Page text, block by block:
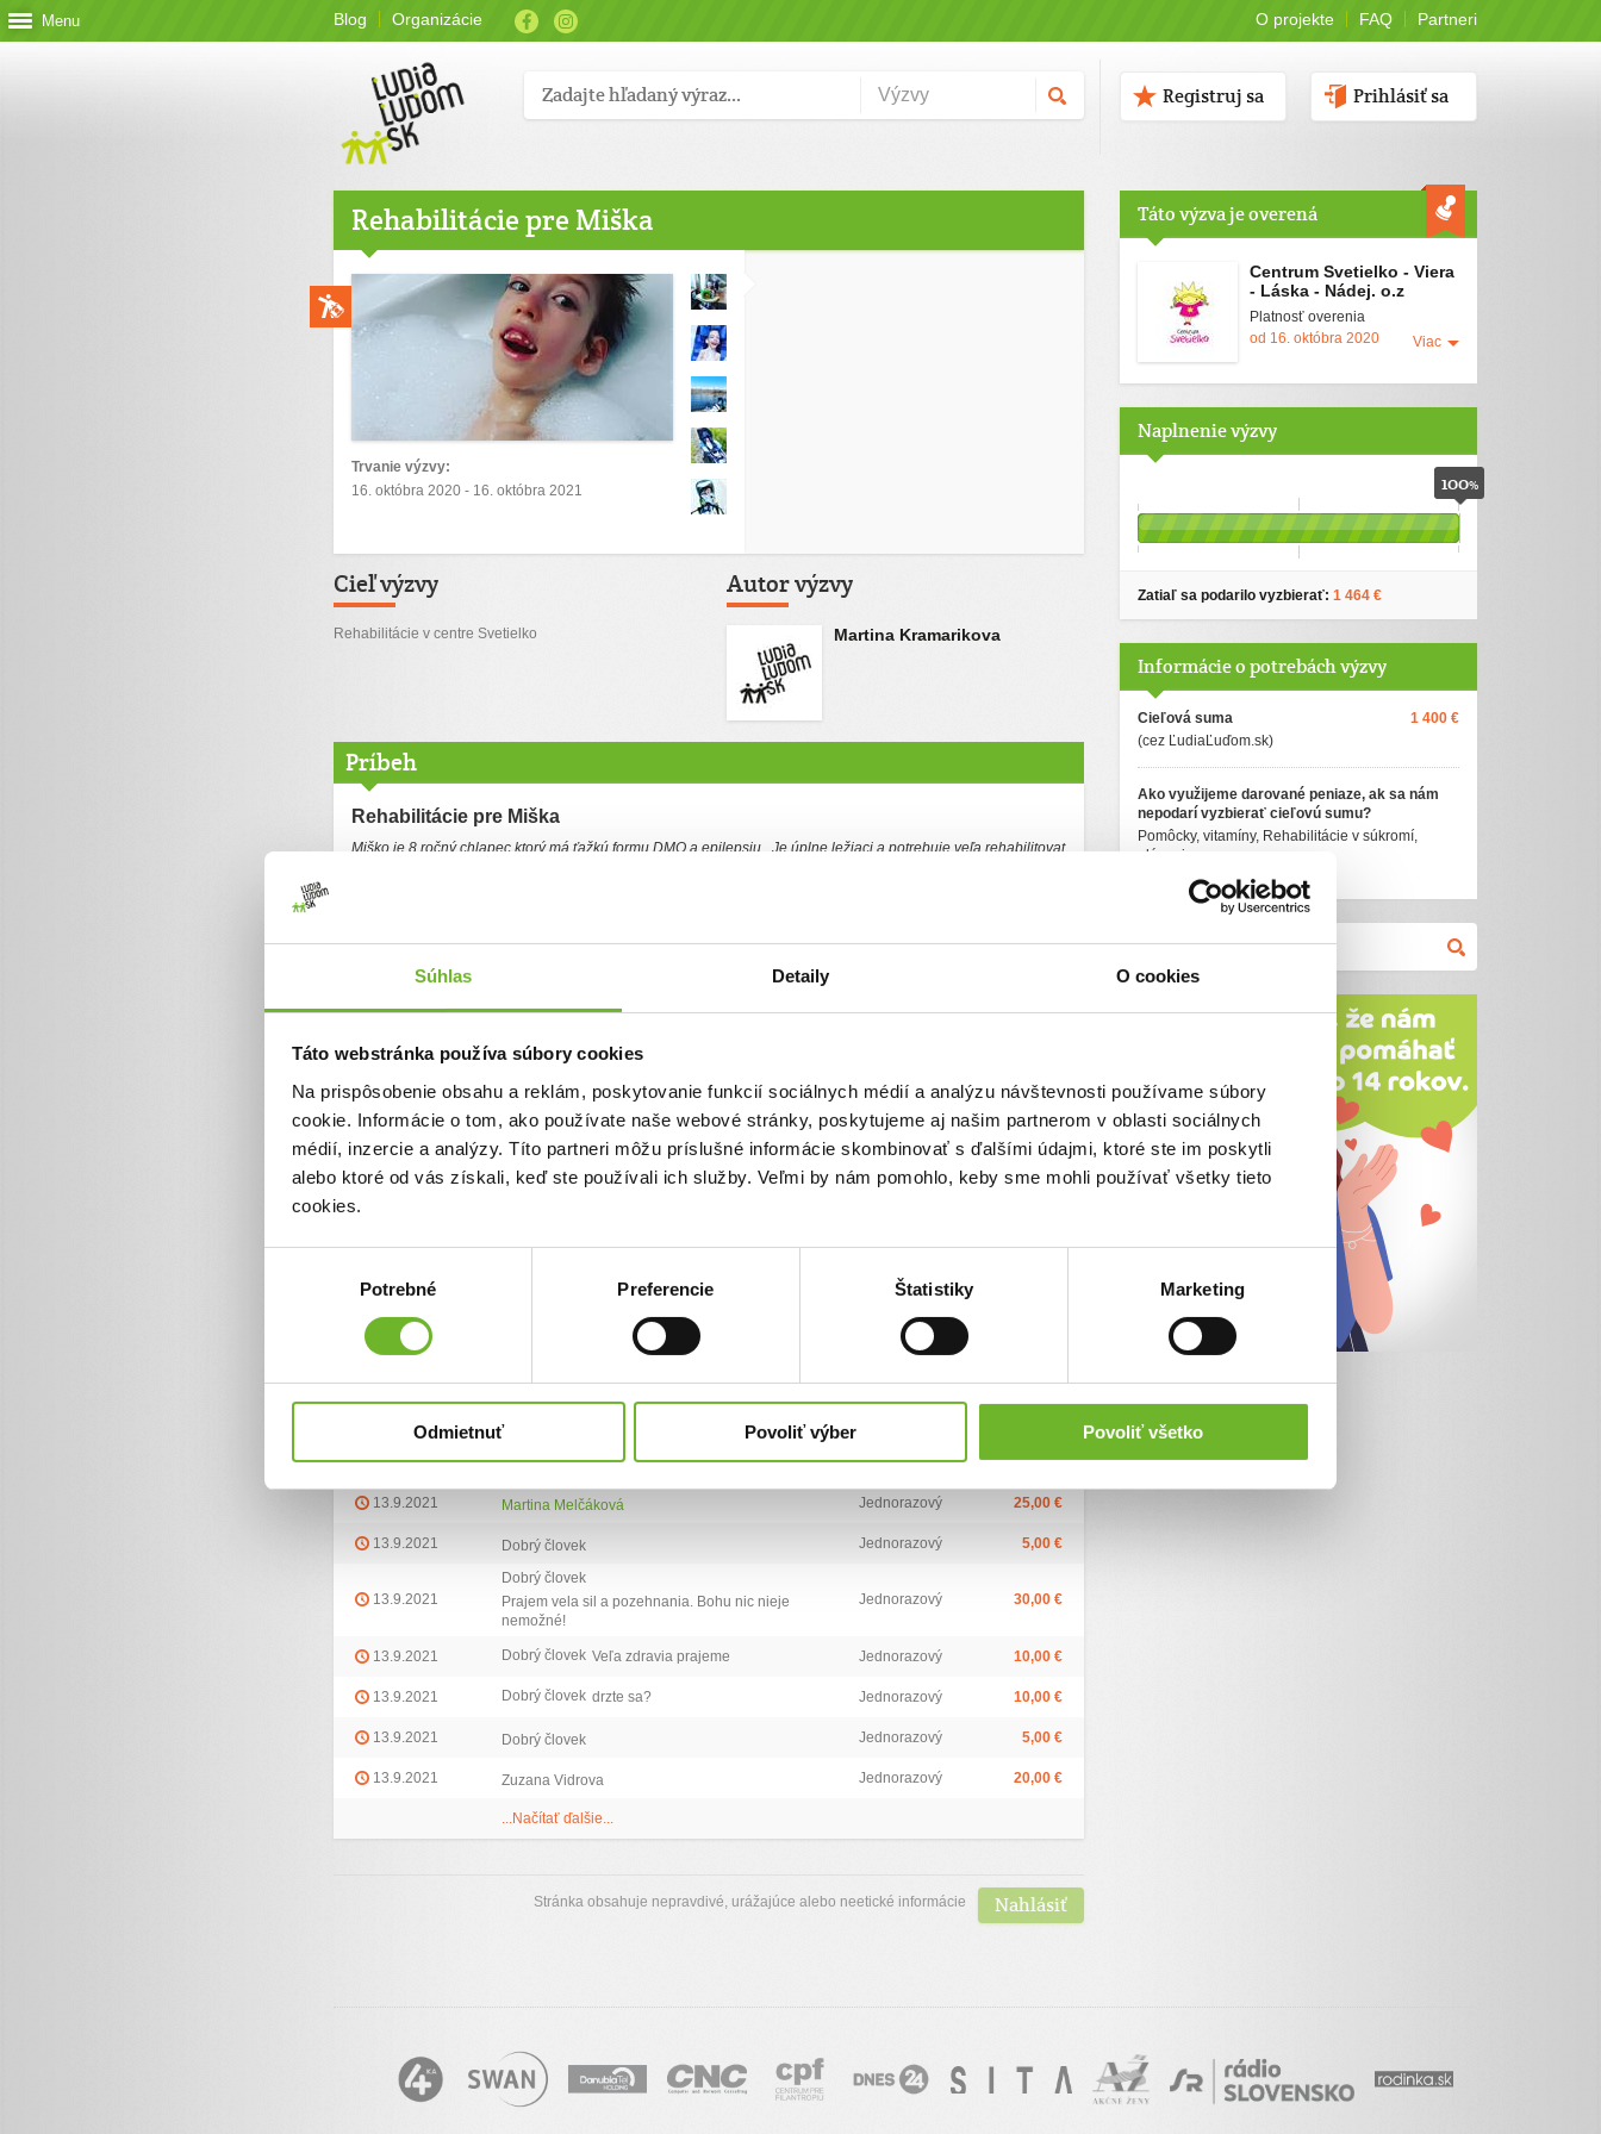
Súhlas Detaily O cookies
Táto webstránka používa súbory cookies
Na prispôsobenie obsahu a reklám, poskytovanie funkcií sociálnych médií a analýzu návštevnosti používame súbory
cookie. Informácie o tom, ako používate naše webové stránky, poskytujeme aj našim partnerom v oblasti sociálnych
médií, inzercie a analýzy. Títo partneri môžu príslušné informácie skombinovať s ďalšími údajmi, ktoré ste im poskytli
alebo ktoré od vás získali, keď ste používali ich služby. Veľmi by nám pomohlo, keby sme mohli používať všetky tieto
cookies.
Potrebné Preferencie Štatistiky Marketing
Odmietnuť Povoliť výber Povoliť všetko
Menu Blog Organizácie O projekte FAQ Partneri
Prihlásiť sa
Registruj sa
Rehabilitácie pre Miška
Trvanie výzvy:
16. októbra 2020 - 16. októbra 2021
Cieľ výzvy
Rehabilitácie v centre Svetielko
Autor výzvy
Martina Kramarikova
Príbeh
Rehabilitácie pre Miška
Miško je 8 ročný chlapec,ktorý má ťažkú formu DMO a epilepsiu...Je úplne ležiaci a potrebuje veľa rehabilitovat
suit.Ku rehabilitáciam sme pridali Canis terapiu,Hipo terapiu a plávanie. Miško je ležiaci chlapec, nesedí,
nerozpráva a potrebuje 24hodinovú starostlivosť. Je pre neho dôležité pravidelné rehabilitovanie, aby sa
financovať sami. Zbierame 2% z daní a oslovujeme rôznych sponzorov a nadácie, časť nákladov hradíme z
zaujal a chceli by ste Miškovi pomôcť, budeme Vám veľmi vďační. S úctou Miškovi rodičia Martina a Radoslav.
Ďalšie informácie
Facebook
Martina Tinka Kramarikova
Zoznam darov (92) Najvyšší dar: Priemerná výška daru:
Dátum darovania Typ daru
13.9.2021 Martin Škreptač Jednorazový 5,00 €
13.9.2021 Dobrý človek
13.9.2021 Dobrý človek Jednorazový 25,00 €
13.9.2021 Martina Melčáková Jednorazový 25,00 €
13.9.2021 Dobrý človek Jednorazový 5,00 €
13.9.2021
Dobrý človek
Prajem vela sil a pozehnania. Bohu nic nieje
nemožné!
Jednorazový 30,00 €
13.9.2021 Dobrý človek Veľa zdravia prajeme Jednorazový 10,00 €
13.9.2021 Dobrý človek drzte sa? Jednorazový 10,00 €
13.9.2021 Dobrý človek Jednorazový 5,00 €
13.9.2021 Zuzana Vidrova Jednorazový 20,00 €
...Načítať ďalšie...
Nahlásiť
Stránka obsahuje nepravdivé, urážajúce alebo neetické informácie
Táto výzva je overená
Centrum Svetielko - Viera
- Láska - Nádej. o.z
Platnosť overenia
od 16. októbra 2020
Viac
Naplnenie výzvy
100%
Zatiaľ sa podarilo vyzbierať: 1 464 €
Informácie o potrebách výzvy
Cieľová suma
(cez ĽudiaĽuďom.sk)
1 400 €
Ako využijeme darované peniaze, ak sa nám
nepodarí vyzbierať cieľovú sumu?
Pomôcky, vitamíny, Rehabilitácie v súkromí,
plávanie...